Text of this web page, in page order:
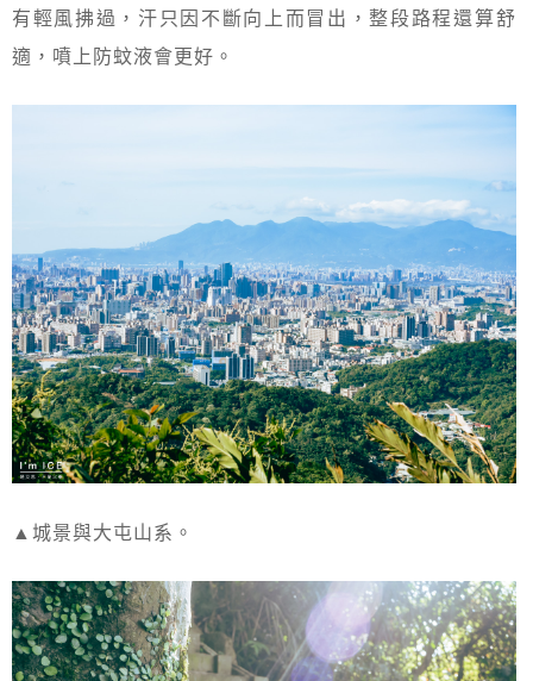
有輕風拂過，汗只因不斷向上而冒出，整段路程還算舒
適，噴上防蚊液會更好。
▲城景與大屯山系。